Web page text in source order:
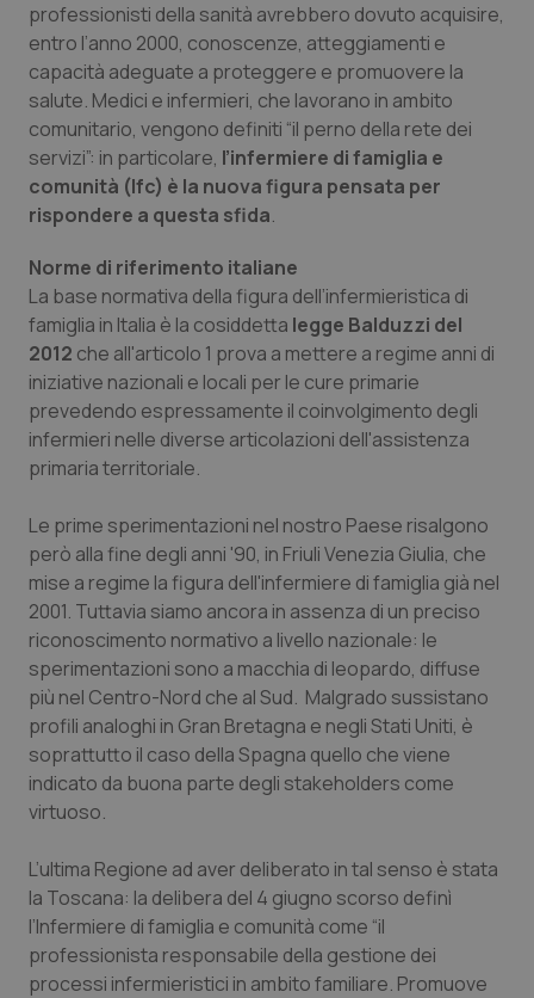
Puglia
Sardegna
Sicilia
Toscana
Umbria
Valle D’Aosta
Veneto
Malattie rare
Malattia di Crohn & Rettocolite Ulcerosa
Neuroscienze & patologie neurodegenerative
Obesità
Oftalmologia
Oncodermatologia
Oncoematologia
Oncologia & Nutrizione
Psoriasi & pelle
Quotidiano Cardiologia
Quotidiano Chirurgia
Quotidiano Oncologia
Quotidiano Pediatria
Salute orale & impianti
Sangue & coagulazione
professionisti della sanità avrebbero dovuto acquisire,
entro l’anno 2000, conoscenze, atteggiamenti e
capacità adeguate a proteggere e promuovere la
salute. Medici e infermieri, che lavorano in ambito
comunitario, vengono definiti “il perno della rete dei
servizi”: in particolare, l’infermiere di famiglia e
comunità (Ifc) è la nuova figura pensata per
rispondere a questa sfida.
Norme di riferimento italiane
La base normativa della figura dell’infermieristica di
famiglia in Italia è la cosiddetta legge Balduzzi del
2012 che all'articolo 1 prova a mettere a regime anni di
iniziative nazionali e locali per le cure primarie
prevedendo espressamente il coinvolgimento degli
infermieri nelle diverse articolazioni dell'assistenza
primaria territoriale.
Le prime sperimentazioni nel nostro Paese risalgono
però alla fine degli anni '90, in Friuli Venezia Giulia, che
mise a regime la figura dell'infermiere di famiglia già nel
2001. Tuttavia siamo ancora in assenza di un preciso
riconoscimento normativo a livello nazionale: le
sperimentazioni sono a macchia di leopardo, diffuse
più nel Centro-Nord che al Sud. Malgrado sussistano
profili analoghi in Gran Bretagna e negli Stati Uniti, è
soprattutto il caso della Spagna quello che viene
indicato da buona parte degli stakeholders come
virtuoso.
L’ultima Regione ad aver deliberato in tal senso è stata
la Toscana: la delibera del 4 giugno scorso definì
l’Infermiere di famiglia e comunità come “il
professionista responsabile della gestione dei
processi infermieristici in ambito familiare. Promuove